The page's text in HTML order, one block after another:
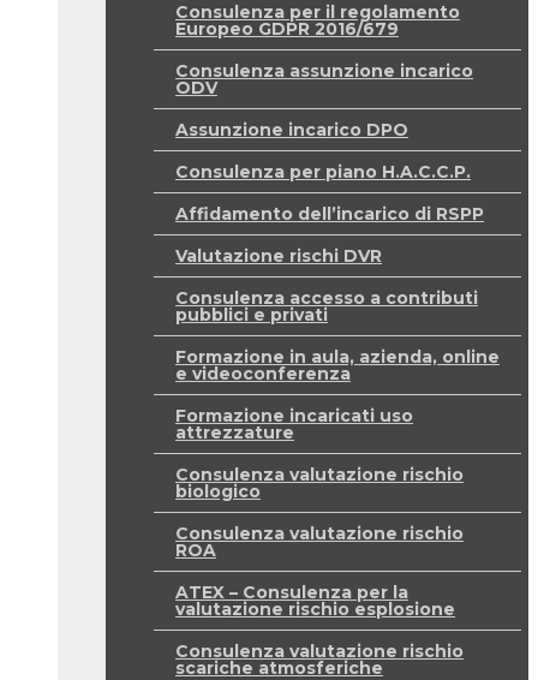
Consulenza per il regolamento
Europeo GDPR 2016/679
Consulenza assunzione incarico
ODV
Assunzione incarico DPO
Consulenza per piano H.A.C.C.P.
Affidamento dell’incarico di RSPP
Valutazione rischi DVR
Consulenza accesso a contributi
pubblici e privati
Formazione in aula, azienda, online
e videoconferenza
Formazione incaricati uso
attrezzature
Consulenza valutazione rischio
biologico
Consulenza valutazione rischio
ROA
ATEX – Consulenza per la
valutazione rischio esplosione
Consulenza valutazione rischio
scariche atmosferiche